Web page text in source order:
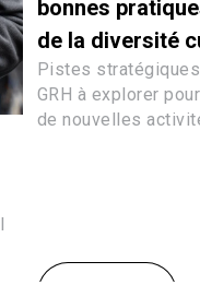
bonnes
de la diversité
Pistes
GRH à explorer
de nouvelles